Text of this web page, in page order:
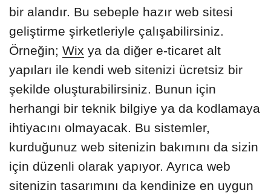
bir alandır. Bu sebeple hazır web sitesi
geliştirme şirketleriyle çalışabilirsiniz.
Örneğin; Wix ya da diğer e-ticaret alt
yapıları ile kendi web sitenizi ücretsiz bir
şekilde oluşturabilirsiniz. Bunun için
herhangi bir teknik bilgiye ya da kodlamaya
ihtiyacını olmayacak. Bu sistemler,
kurduğunuz web sitenizin bakımını da sizin
için düzenli olarak yapıyor. Ayrıca web
sitenizin tasarımını da kendinize en uygun